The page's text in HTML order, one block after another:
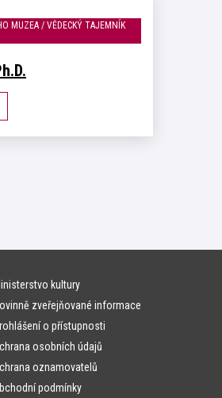
MUZEA / VĚDECKÝ TAJEMNÍK
kultury
zveřejňované informace
o přístupnosti
osobních údajů
oznamovatelů
podmínky